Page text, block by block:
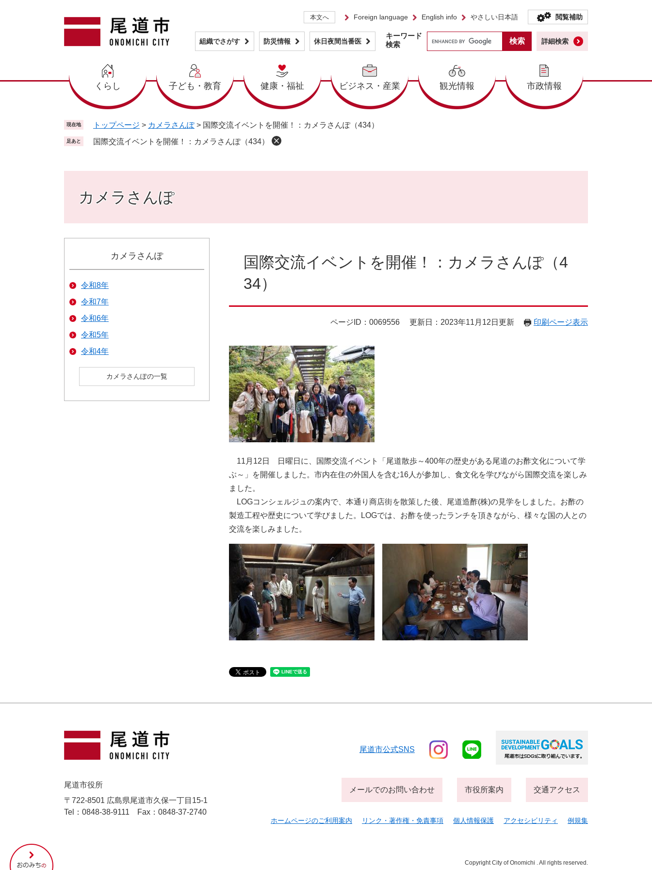
本文へ Foreign language English info やさしい日本語 閲覧補助
組織でさがす 防災情報 休日夜間当番医
くらし 子ども・教育 健康・福祉 ビジネス・産業 観光情報 市政情報
キーワード
検索
詳細検索
現在地 トップページ > カメラさんぽ > 国際交流イベントを開催！：カメラさんぽ（434）
足あと 国際交流イベントを開催！：カメラさんぽ（434）
カメラさんぽ
国際交流イベントを開催！：カメラさんぽ（4
34）
ページID：0069556 更新日：2023年11月12日更新 印刷ページ表示
11月12日 日曜日に、国際交流イベント「尾道散歩～400年の歴史がある尾道のお酢文化について学
ぶ～」を開催しました。市内在住の外国人を含む16人が参加し、食文化を学びながら国際交流を楽しみ
ました。
LOGコンシェルジュの案内で、本通り商店街を散策した後、尾道造酢(株)の見学をしました。お酢の
製造工程や歴史について学びました。LOGでは、お酢を使ったランチを頂きながら、様々な国の人との
交流を楽しみました。
カメラさんぽ
令和8年
令和7年
令和6年
令和5年
令和4年
カメラさんぽの一覧
尾
道
尾道市役所
〒722-8501 広島県尾道市久保一丁目15-1
Tel：0848-38-9111
Fax：0848-37-2740
尾道市公式SNS
メールでのお問い合わせ 市役所案内 交通アクセス
ホームページのご利用案内 リンク・著作権・免責事項 個人情報保護 アクセシビリティ 例規集
Copyright City of Onomichi . All rights reserved.